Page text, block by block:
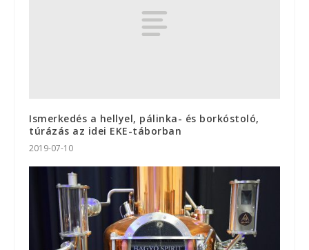
Ismerkedés a hellyel, pálinka- és borkóstoló,
túrázás az idei EKE-táborban
2019-07-10